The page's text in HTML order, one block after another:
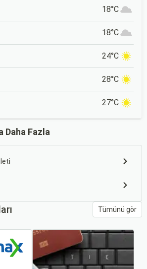
18°C
18°C
24°C
28°C
27°C
Daha Fazla
Tümünü gör